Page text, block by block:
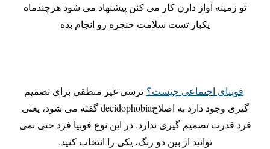
تو زمینه آواز دارن کار می کنن پیشنهاد می شود هرچندماه
یکبار تست سلامت حنجره رو انجام بده
فوبیای اجتماعی چیست؟ ترسی غیر منطقی برای تصمیم
گیری وجود دارد به اصلاحdecidophobia گفته می شود، یعنی
فرد قدرت تصمیم گیری ندارد. در این نوع فوبیا فرد حتی نمی
توانید از بین دو رنگ، یکی را انتخاب کنید.